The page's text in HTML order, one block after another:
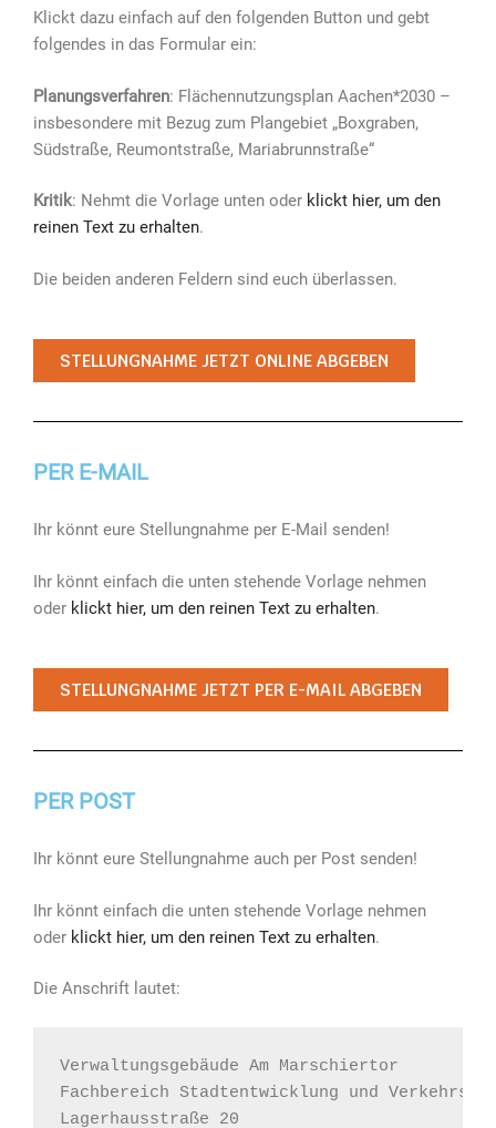
Klickt dazu einfach auf den folgenden Button und gebt
folgendes in das Formular ein:
Planungsverfahren: Flächennutzungsplan Aachen*2030 –
insbesondere mit Bezug zum Plangebiet „Boxgraben,
Südstraße, Reumontstraße, Mariabrunnstraße“
Kritik: Nehmt die Vorlage unten oder klickt hier, um den
reinen Text zu erhalten.
Die beiden anderen Feldern sind euch überlassen.
STELLUNGNAHME JETZT ONLINE ABGEBEN
PER E-MAIL
Ihr könnt eure Stellungnahme per E-Mail senden!
Ihr könnt einfach die unten stehende Vorlage nehmen
oder klickt hier, um den reinen Text zu erhalten.
STELLUNGNAHME JETZT PER E-MAIL ABGEBEN
PER POST
Ihr könnt eure Stellungnahme auch per Post senden!
Ihr könnt einfach die unten stehende Vorlage nehmen
oder klickt hier, um den reinen Text zu erhalten.
Die Anschrift lautet:
Verwaltungsgebäude Am Marschiertor
Fachbereich Stadtentwicklung und
Lagerhausstraße 20